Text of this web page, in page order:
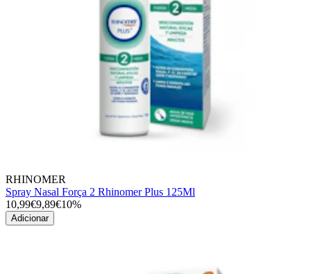
RHINOMER
Spray Nasal Força 2 Rhinomer Plus 125Ml
10,99€9,89€10%
Adicionar